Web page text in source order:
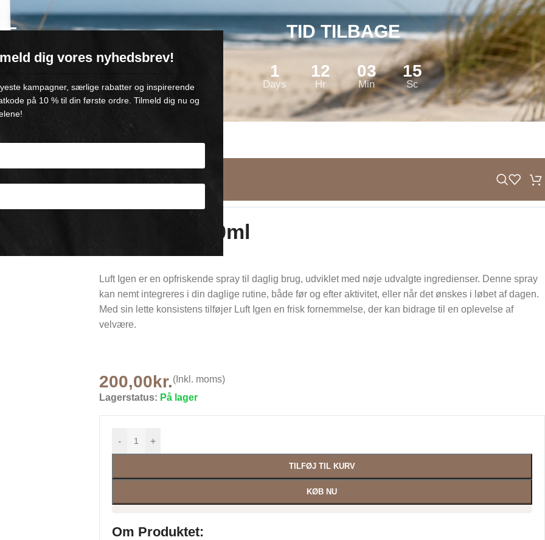
dig vores nyhedsbrev!
kampagner, særlige rabatter og inspirerende
på 10 % til din første ordre. Tilmeld dig nu og
on med 💙
TID TILBAGE
1
Days
12
Hr
03
Min
14
Sc
+500,-
FRA GAMBY, NORDFYN
Luft Igen 100ml
Luft Igen er en opfriskende spray til daglig brug, udviklet med nøje udvalgte ingredienser. Denne spray
kan nemt integreres i din daglige rutine, både før og efter aktivitet, eller når det ønskes i løbet af dagen.
Med sin lette konsistens tilføjer Luft Igen en frisk fornemmelse, der kan bidrage til en oplevelse af
velvære.
200,00kr.(Inkl. moms)
Lagerstatus: På lager
- +
TILFØJ TIL KURV
KØB NU
Om Produktet: